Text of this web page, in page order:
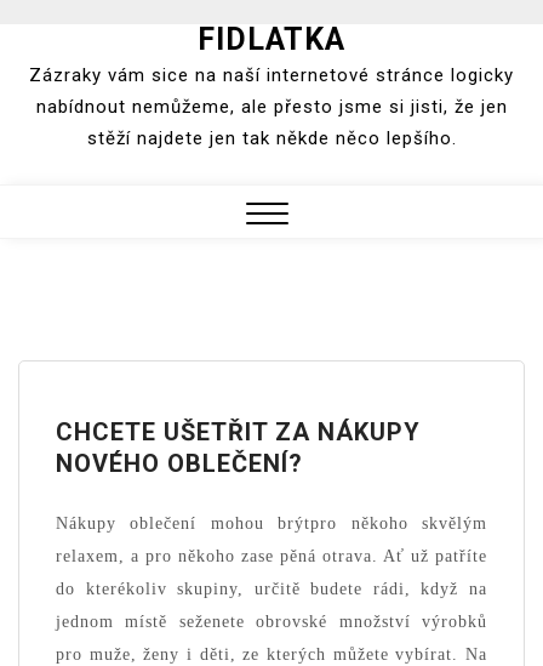
content
FIDLATKA
Zázraky vám sice na naší internetové stránce logicky
nabídnout nemůžeme, ale přesto jsme si jisti, že jen
stěží najdete jen tak někde něco lepšího.
CHCETE UŠETŘIT ZA NÁKUPY
NOVÉHO OBLEČENÍ?
Nákupy oblečení mohou brýtpro někoho skvělým
relaxem, a pro někoho zase pěná otrava. Ať už patříte
do kterékoliv skupiny, určitě budete rádi, když na
jednom místě seženete obrovské množství výrobků
pro muže, ženy i děti, ze kterých můžete vybírat. Na